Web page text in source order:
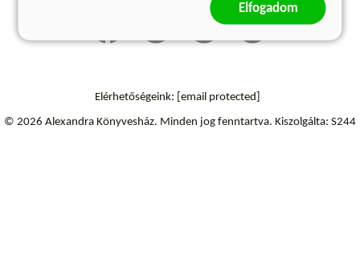
Elérhetőségeink: [email protected]
© 2026 Alexandra Könyvesház. Minden jog fenntartva. Kiszolgálta: S244
Elfogadom